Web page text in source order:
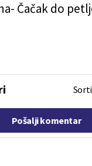
Čačak do
Pošalji komentar